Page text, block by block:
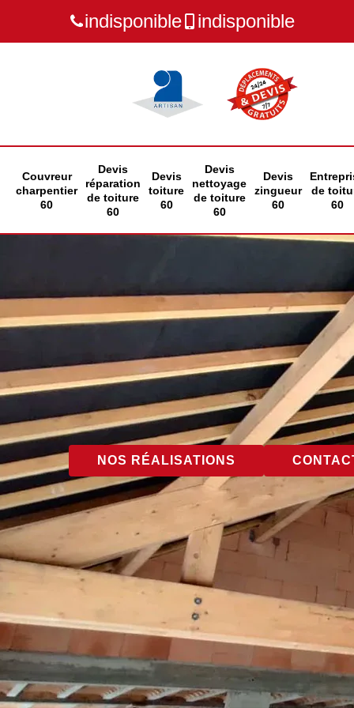
indisponible indisponible
Couvreur
charpentier
60
Devis
réparation
de toiture
60
Devis
toiture
60
Devis
nettoyage
de toiture
60
Devis
zingueur
60
de
60
NOS RÉALISATIONS